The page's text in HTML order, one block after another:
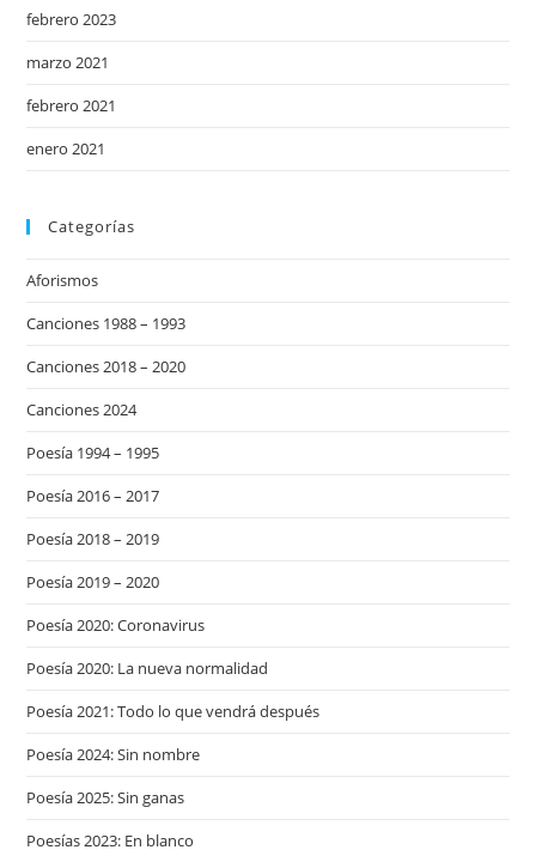
febrero 2023
marzo 2021
febrero 2021
enero 2021
Categorías
Aforismos
Canciones 1988 – 1993
Canciones 2018 – 2020
Canciones 2024
Poesía 1994 – 1995
Poesía 2016 – 2017
Poesía 2018 – 2019
Poesía 2019 – 2020
Poesía 2020: Coronavirus
Poesía 2020: La nueva normalidad
Poesía 2021: Todo lo que vendrá después
Poesía 2024: Sin nombre
Poesía 2025: Sin ganas
Poesías 2023: En blanco